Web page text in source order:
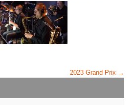
2023 Grand Prix →